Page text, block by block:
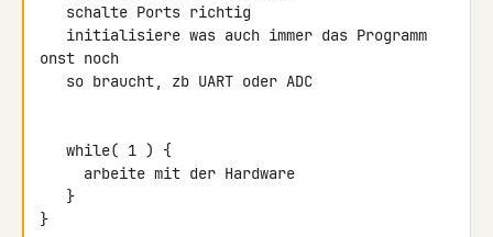
onst noch
}